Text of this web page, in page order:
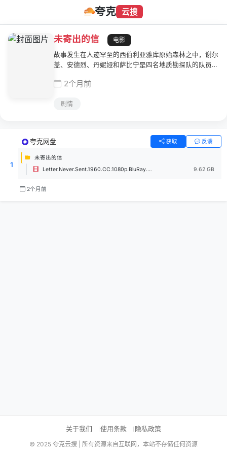
夸克 云搜
未寄出的信
电影
故事发生在人迹罕至的西伯利亚雅库原始森林之中，谢尔
盖、安德烈、丹妮娅和萨比宁是四名地质勘探队的队员，
原始森林之中，想要找到小小的矿床是何等的困难，四人
中。然而就在这个节骨眼上，丹妮娅在偶然之中挖到了一
大火，在浓烟和烈焰之中，一行人为了保护地图而付出了
惨痛的代价。
2个月前
剧情
1
夸克网盘 获取 反馈
未寄出的信
Letter.Never.Sent.1960.CC.1080p.BluRay.x264.FLAC.1.0-SONYHD.mkv
9.62 GB
2个月前
关于我们 使用条款 隐私政策
© 2025 夸克云搜 | 所有资源来自互联网，本站不存储任何资源